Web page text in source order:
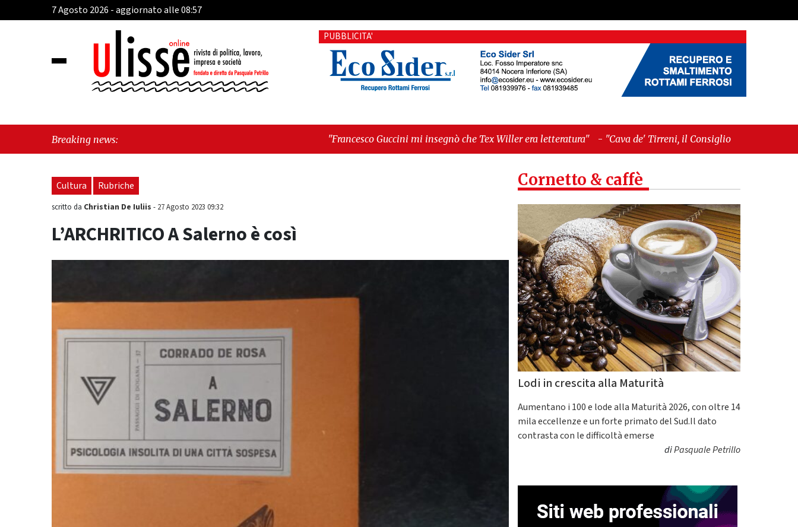
7 Agosto 2026 - aggiornato alle 08:57
PUBBLICITA'
Breaking news: "Francesco Guccini mi insegnò che Tex Willer era letteratura" -"Cava de' Tirreni, il Consiglio comunale conferma Sara
Fariello. L'opposizione lascia l'aula al momento del voto"
Cultura Rubriche
scritto da Christian De Iuliis - 27 Agosto 2023 09:32
L’ARCHRITICO A Salerno è così
Cornetto & caffè
Lodi in crescita alla Maturità
Aumentano i 100 e lode alla Maturità 2026, con oltre 14
mila eccellenze e un forte primato del Sud.Il dato
contrasta con le difficoltà emerse
diPasquale Petrillo